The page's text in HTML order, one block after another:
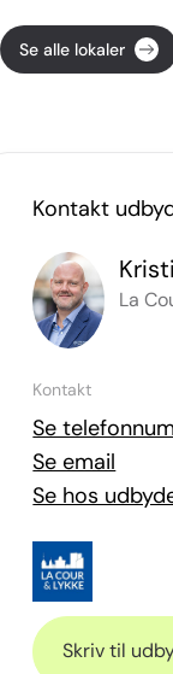
Se alle lokaler
Kontakt
La
Kontakt
Se
Se email
Se hos
Skriv til